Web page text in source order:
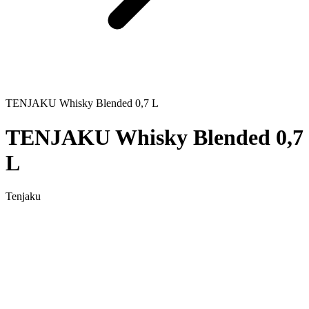
TENJAKU Whisky Blended 0,7 L
TENJAKU Whisky Blended 0,7
L
Tenjaku